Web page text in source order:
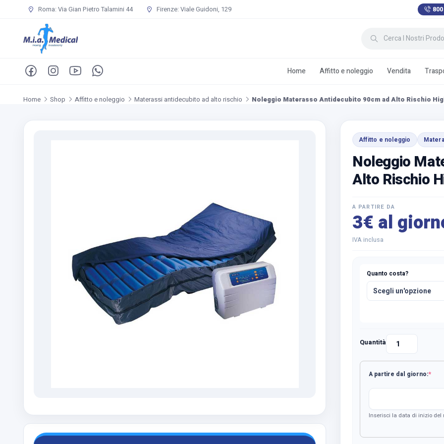
Roma: Via Gian Pietro Talamini 44 Firenze: Viale Guidoni, 129
Home Affitto e noleggio Vendita
Home Shop Affitto e noleggio Materassi antidecubito ad alto rischio Noleggio Materasso Antidecubito 90cm ad Alto Rischio
Affitto e noleggio
Noleggio
Alto Rischio
A PARTIRE DA
3€ al
IVA inclusa
Quanto costa?
Quantità
Noleggio
Materasso
Antidecubito
90cm
ad
Rischio
A partire dal giorno:*
Inserisci la data di inizio del